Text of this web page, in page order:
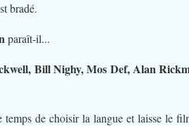
bradé.
paraît-il...
Bill Nighy, Mos Def, Alan
de choisir la langue et laisse le